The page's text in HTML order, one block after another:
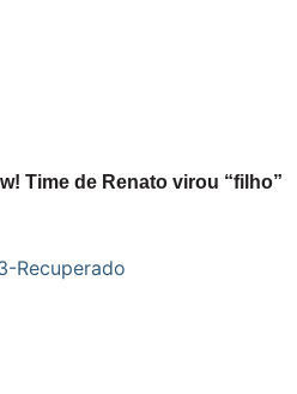
Time de Renato virou “filho”